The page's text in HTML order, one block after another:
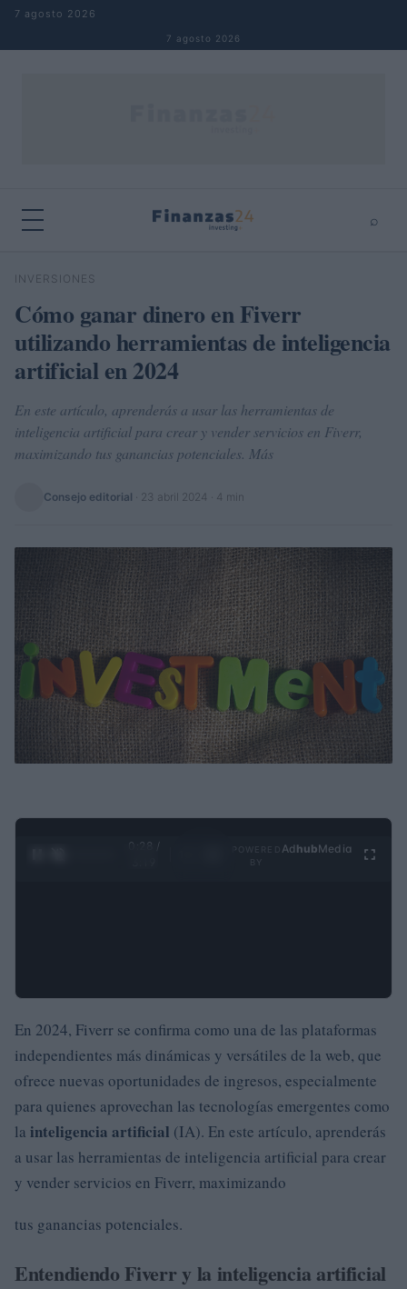
Saltar al contenido
7 agosto 2026
7 agosto 2026
⌕
Buscar
INVERSIONES
Cómo ganar dinero en Fiverr
utilizando herramientas de inteligencia
artificial en 2024
En este artículo, aprenderás a usar las herramientas de
inteligencia artificial para crear y vender servicios en Fiverr,
maximizando tus ganancias potenciales. Más
Consejo editorial 23 abril 2024 · 4 min
0:29 /
Ad hubMedia
En 2024, Fiverr se confirma como una de las plataformas
independientes más dinámicas y versátiles de la web, que
ofrece nuevas oportunidades de ingresos, especialmente
para quienes aprovechan las tecnologías emergentes como
la inteligencia artificial (IA). En este artículo, aprenderás
a usar las herramientas de inteligencia artificial para crear
y vender servicios en Fiverr, maximizando
tus ganancias potenciales.
Entendiendo Fiverr y la inteligencia artificial